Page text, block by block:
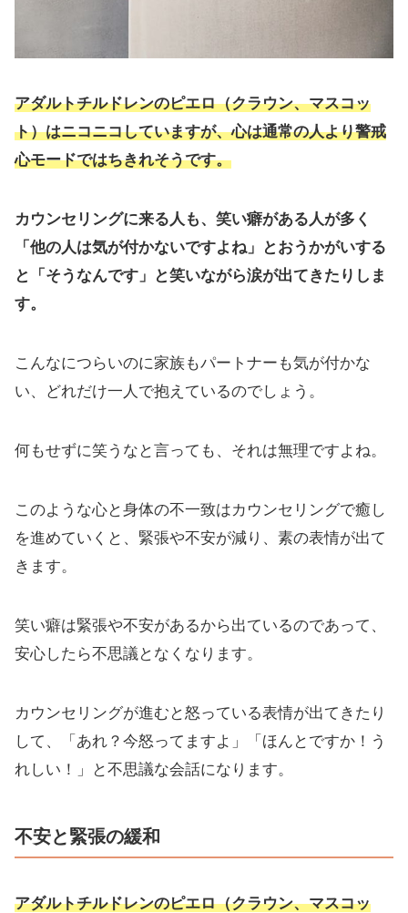
アダルトチルドレンのピエロ（クラウン、マスコッ
ト）はニコニコしていますが、心は通常の人より警戒
心モードではちきれそうです。
カウンセリングに来る人も、笑い癖がある人が多く
「他の人は気が付かないですよね」とおうかがいする
と「そうなんです」と笑いながら涙が出てきたりしま
す。
こんなにつらいのに家族もパートナーも気が付かな
い、どれだけ一人で抱えているのでしょう。
何もせずに笑うなと言っても、それは無理ですよね。
このような心と身体の不一致はカウンセリングで癒し
を進めていくと、緊張や不安が減り、素の表情が出て
きます。
笑い癖は緊張や不安があるから出ているのであって、
安心したら不思議となくなります。
カウンセリングが進むと怒っている表情が出てきたり
して、「あれ？今怒ってますよ」「ほんとですか！う
れしい！」と不思議な会話になります。
不安と緊張の緩和
アダルトチルドレンのピエロ（クラウン、マスコッ